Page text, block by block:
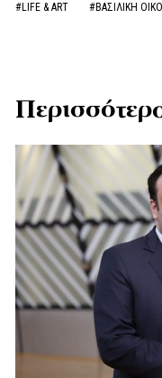
#LIFE & ART #ΒΑΣΙΛΙΚΗ